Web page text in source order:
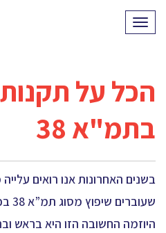
תפריט
הכל על
בתמ"א 38
בשנים האחרונות אנו רואים
היוזמה החשובה הזו היא בראש